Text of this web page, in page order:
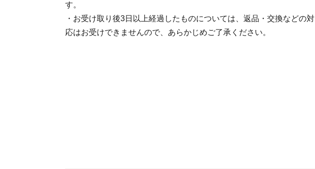
す。
・お受け取り後3日以上経過したものについては、返品・交換などの対
応はお受けできませんので、あらかじめご了承ください。